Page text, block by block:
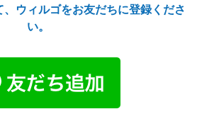
ウィルゴをお友だちに登録くださ
い。